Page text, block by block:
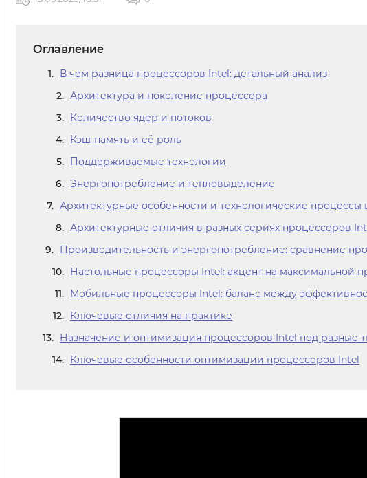
Оглавление
В чем разница процессоров Intel: детальный анализ
Архитектура и поколение процессора
Количество ядер и потоков
Кэш-память и её роль
Поддерживаемые технологии
Энергопотребление и тепловыделение
Архитектурные особенности и технологические
Архитектурные отличия в разных сериях процессоров
Производительность и энергопотребление: сравнение
Настольные процессоры Intel: акцент на максимальной
Мобильные процессоры Intel: баланс между
Ключевые отличия на практике
Назначение и оптимизация процессоров Intel под разные
Ключевые особенности оптимизации процессоров Intel